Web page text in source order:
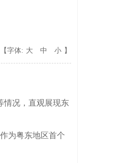
【字体: 大 中 小 】
情况，直观展现东
为粤东地区首个